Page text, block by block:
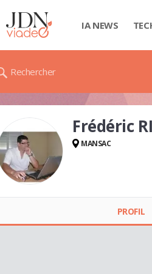
IA NEWS
Rechercher
Frédéric
MANSAC
PROFIL